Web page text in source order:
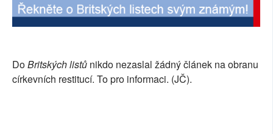
RUBRIKY
DoBritských listů nikdo nezaslal žádný článek na obranu
církevních restitucí. To pro informaci. (JČ).